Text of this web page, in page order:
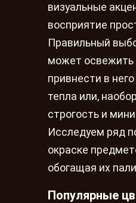
визуальные
восприятие
Правильный
может освежить
привнести в
тепла или,
строгость и
Исследуем ряд
окраске
обогащая их
Популярные